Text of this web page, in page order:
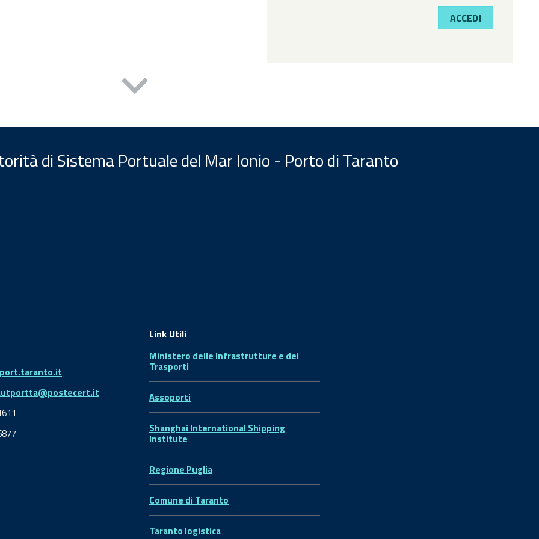
ACCEDI
di Sistema Portuale del Mar Ionio - Porto di Taranto
Link Utili
Ministero delle Infrastrutture e dei
Trasporti
Assoporti
Shanghai International Shipping
Institute
Regione Puglia
Comune di Taranto
Taranto logistica